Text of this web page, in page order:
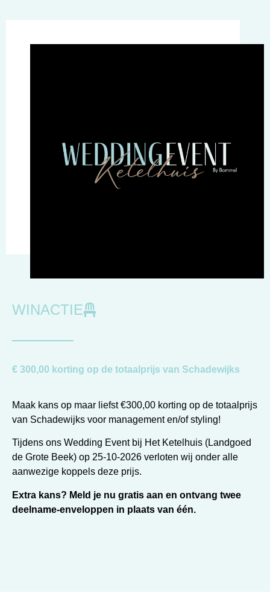
WINACTIE
€ 300,00 korting op de totaalprijs van Schadewijks
Maak kans op maar liefst €300,00 korting op de totaalprijs
van Schadewijks voor management en/of styling!
Tijdens ons Wedding Event bij Het Ketelhuis (Landgoed
de Grote Beek) op 25-10-2026 verloten wij onder alle
aanwezige koppels deze prijs.
Extra kans? Meld je nu gratis aan en ontvang twee
deelname-enveloppen in plaats van één.